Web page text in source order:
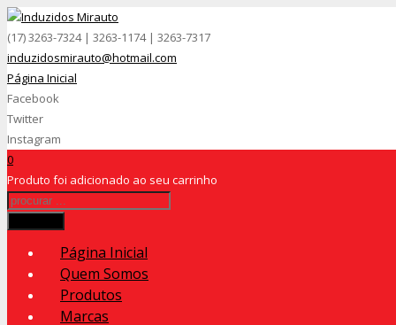
(17) 3263-7324 | 3263-1174 | 3263-7317
induzidosmirauto@hotmail.com
Página Inicial
Facebook
Twitter
Instagram
0
Produto foi adicionado ao seu carrinho
Página Inicial
Quem Somos
Produtos
Marcas